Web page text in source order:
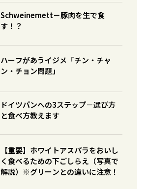
Schweinemett－豚肉を生で食
す！？
ハーフがあうイジメ「チン・チャ
ン・チョン問題」
ドイツパンへの3ステップ－選び方
と食べ方教えます
【重要】ホワイトアスパラをおいし
く食べるための下ごしらえ（写真で
解説）※グリーンとの違いに注意！